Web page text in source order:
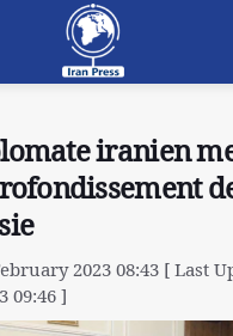
iranien
2023 08:43 [ Last
09:46 ]